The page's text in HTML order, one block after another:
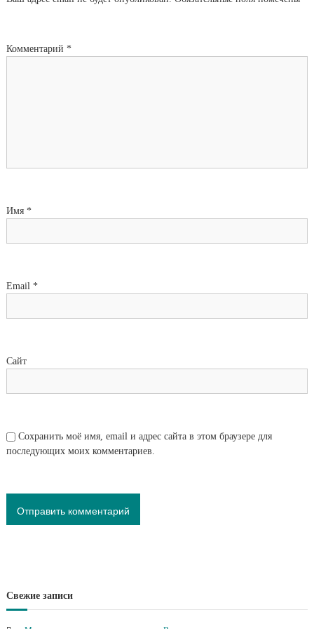
Комментарий *
Имя *
Email *
Сайт
Сохранить моё имя, email и адрес сайта в этом браузере для
последующих моих комментариев.
Свежие записи